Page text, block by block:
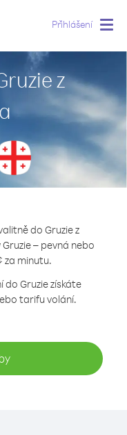
Přihlášení
z
do Gruzie z
– pevná nebo
za minutu.
do Gruzie získáte
tarifu volání.